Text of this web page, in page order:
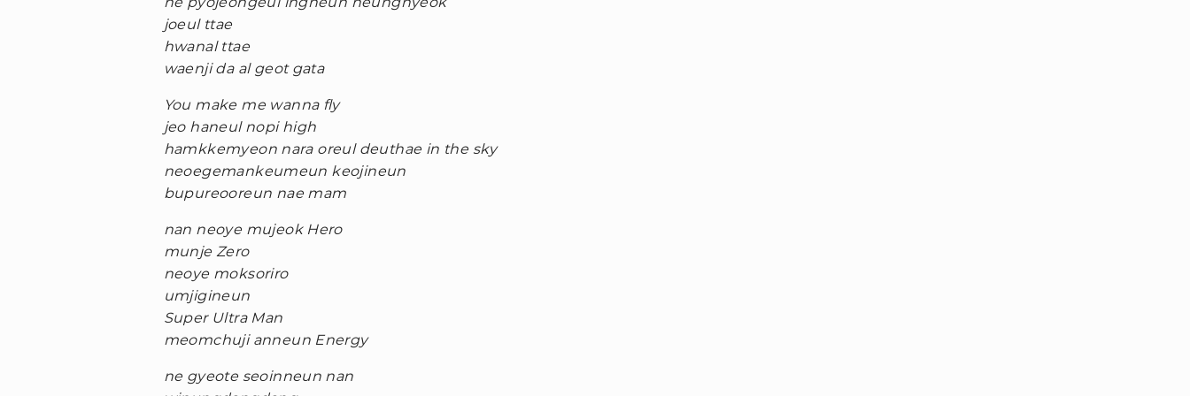
joeul ttae
hwanal ttae
waenji da al geot gata
You make me wanna fly
jeo haneul nopi high
hamkkemyeon nara oreul deuthae in the sky
neoegemankeumeun keojineun
bupureooreun nae mam
nan neoye mujeok Hero
munje Zero
neoye moksoriro
umjigineun
Super Ultra Man
meomchuji anneun Energy
ne gyeote seoinneun nan